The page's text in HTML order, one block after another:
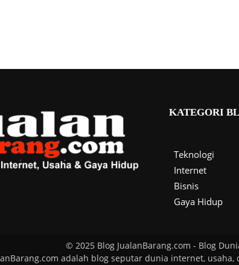
KATEGORI
Teknologi
Internet
Bisnis
Gaya Hidup
© 2025 Blog JualanBarang.com - Blog
adalah blog seputar dunia internet,